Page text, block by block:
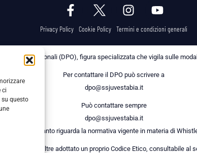
ci
questo
Privacy Policy Cookie Policy Termini e condizioni generali
dei Dati Personali (DPO), figura specializzata che vigila sulle
Per contattare il DPO può scrivere a
dpo@ssjuvestabia.it
Può contattare sempre
dpo@ssjuvestabia.it
anche per quanto riguarda la normativa vigente in materia di
Società ha inoltre adottato un proprio Codice Etico, consultabile al